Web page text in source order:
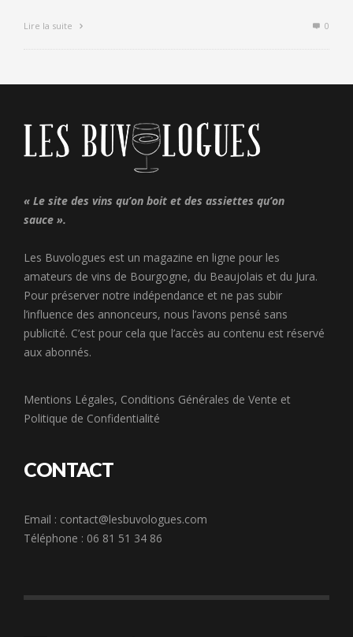
Lire la suite 0
« Le site des vins qu’on boit et des assiettes qu’on
sauce ».
Les Buvologues est un magazine en ligne pour les
amateurs de vins de Bourgogne, du Beaujolais et du Jura.
Pour préserver notre indépendance et ne pas subir
l’influence des annonceurs, nous l’avons pensé sans
publicité. C’est pour cela que l’accès au contenu est réservé
aux abonnés.
Mentions Légales, Conditions Générales de Vente et
Politique de Confidentialité
CONTACT
Email : contact@lesbuvologues.com
Téléphone : 06 81 51 34 86